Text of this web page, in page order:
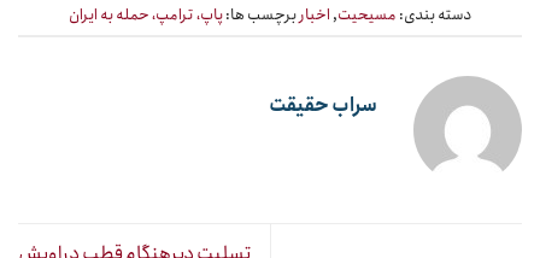
دسته بندی: مسیحیت, اخبار برچسب ها:پاپ، ترامپ، حمله به ایران
سراب حقیقت